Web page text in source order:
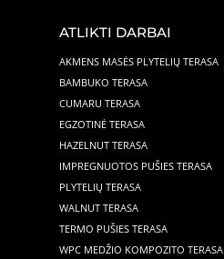
ATLIKTI DARBAI
AKMENS MASĖS PLYTELIŲ TERASA
BAMBUKO TERASA
CUMARU TERASA
EGZOTINĖ TERASA
HAZELNUT TERASA
IMPREGNUOTOS PUŠIES TERASA
PLYTELIŲ TERASA
WALNUT TERASA
TERMO PUŠIES TERASA
WPC MEDŽIO KOMPOZITO TERASA